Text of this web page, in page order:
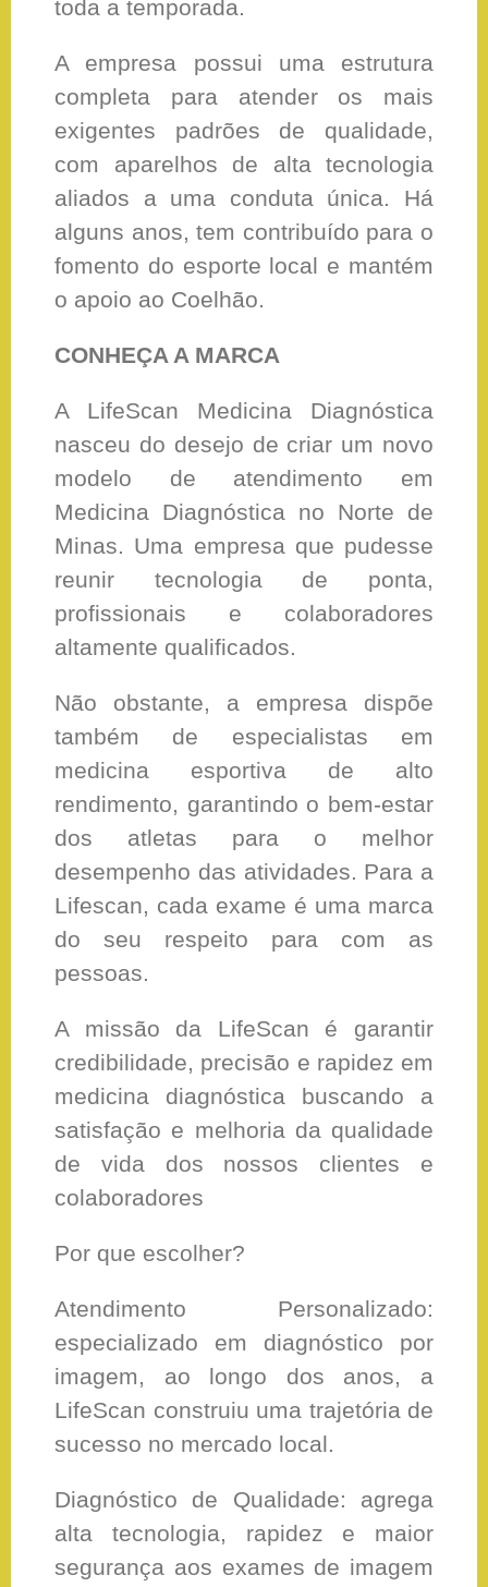
toda a temporada.
A empresa possui uma estrutura
completa para atender os mais
exigentes padrões de qualidade,
com aparelhos de alta tecnologia
aliados a uma conduta única. Há
alguns anos, tem contribuído para o
fomento do esporte local e mantém
o apoio ao Coelhão.
CONHEÇA A MARCA
A LifeScan Medicina Diagnóstica
nasceu do desejo de criar um novo
modelo de atendimento em
Medicina Diagnóstica no Norte de
Minas. Uma empresa que pudesse
reunir tecnologia de ponta,
profissionais e colaboradores
altamente qualificados.
Não obstante, a empresa dispõe
também de especialistas em
medicina esportiva de alto
rendimento, garantindo o bem-estar
dos atletas para o melhor
desempenho das atividades. Para a
Lifescan, cada exame é uma marca
do seu respeito para com as
pessoas.
A missão da LifeScan é garantir
credibilidade, precisão e rapidez em
medicina diagnóstica buscando a
satisfação e melhoria da qualidade
de vida dos nossos clientes e
colaboradores
Por que escolher?
Atendimento Personalizado:
especializado em diagnóstico por
imagem, ao longo dos anos, a
LifeScan construiu uma trajetória de
sucesso no mercado local.
Diagnóstico de Qualidade: agrega
alta tecnologia, rapidez e maior
segurança aos exames de imagem